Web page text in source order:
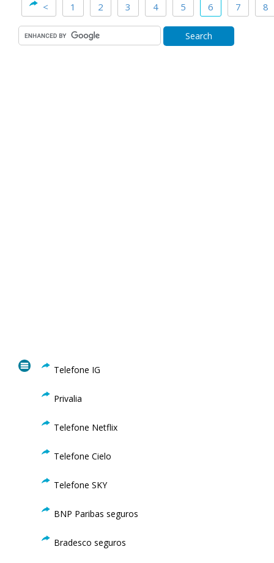
< 1 2 3 4 5 6 7 8
Telefone IG
Privalia
Telefone Netflix
Telefone Cielo
Telefone SKY
BNP Paribas seguros
Bradesco seguros